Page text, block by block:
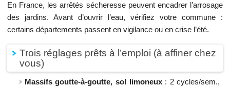
En France, les arrêtés sécheresse peuvent encadrer l’arrosage
des jardins. Avant d’ouvrir l’eau, vérifiez votre commune :
certains départements passent en vigilance ou en crise l’été.
Trois réglages prêts à l’emploi (à affiner chez
vous)
Massifs goutte-à-goutte, sol limoneux: 2 cycles/sem.,